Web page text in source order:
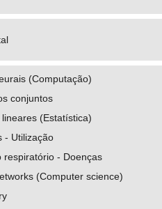
(Computação)
conjuntos
(Estatística)
- Utilização
respiratório - Doenças
(Computer science)